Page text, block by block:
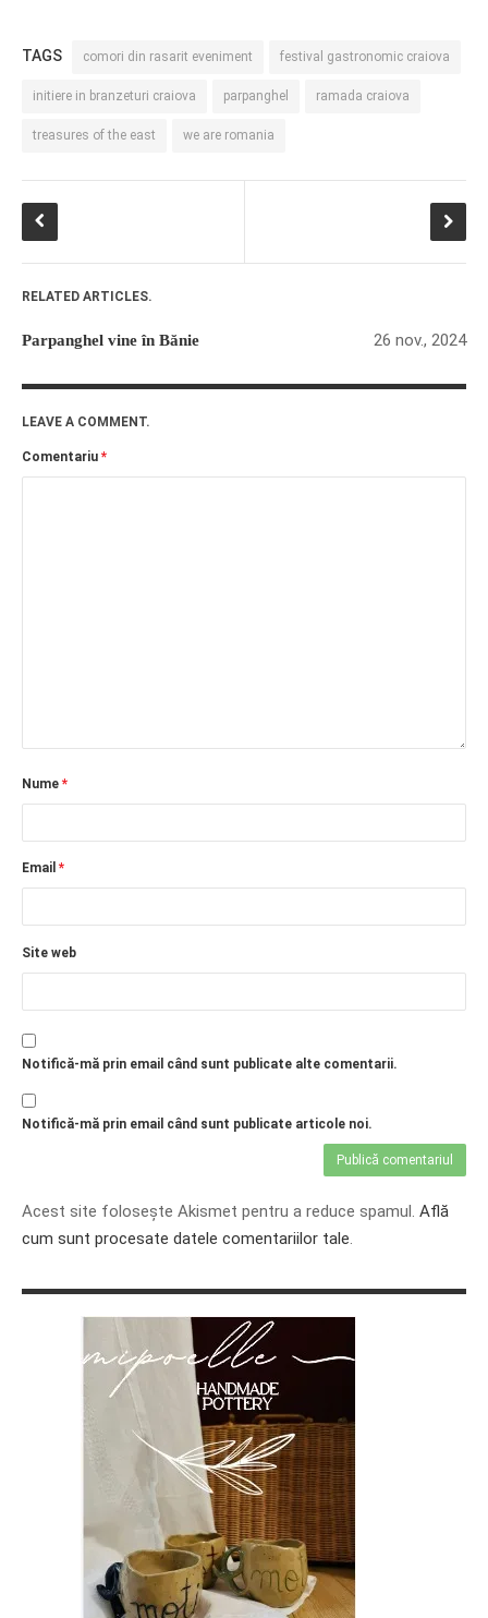
TAGS comori din rasarit eveniment festival gastronomic craiova
initiere in branzeturi craiova parpanghel ramada craiova
treasures of the east we are romania
RELATED ARTICLES.
Parpanghel vine în Bănie 26 nov., 2024
LEAVE A COMMENT.
Comentariu *
Nume *
Email *
Site web
Notifică-mă prin email când sunt publicate alte comentarii.
Notifică-mă prin email când sunt publicate articole noi.
Acest site folosește Akismet pentru a reduce spamul. Află
cum sunt procesate datele comentariilor tale.